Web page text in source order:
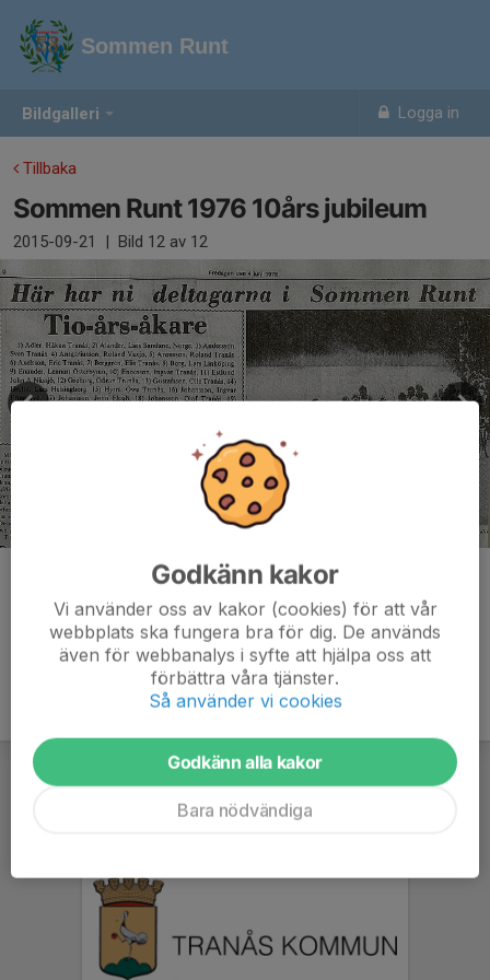
Bildgalleri Logga in
Sommen Runt
Tillbaka
Sommen Runt 1976 10års jubileum
2015-09-21 | Bild 12 av 12
Godkänn kakor
Vi använder oss av kakor (cookies) för att vår
webbplats ska fungera bra för dig. De används
även för webbanalys i syfte att hjälpa oss att
förbättra våra tjänster.
Så använder vi cookies
Godkänn alla kakor
Bara nödvändiga